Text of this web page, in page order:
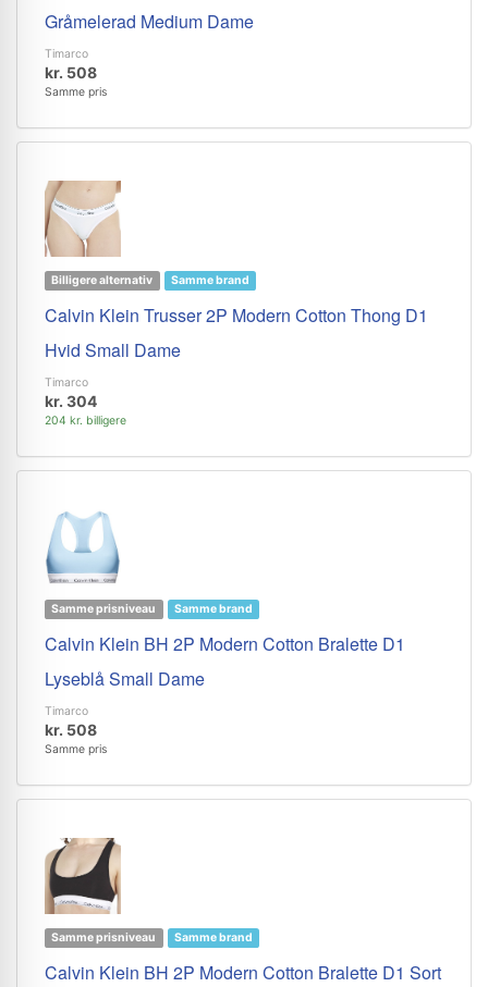
Gråmelerad Medium Dame
Timarco
kr. 508
Samme pris
Billigere alternativ Samme brand
Calvin Klein Trusser 2P Modern Cotton Thong D1
Hvid Small Dame
Timarco
kr. 304
204 kr. billigere
Samme prisniveau Samme brand
Calvin Klein BH 2P Modern Cotton Bralette D1
Lyseblå Small Dame
Timarco
kr. 508
Samme pris
Samme prisniveau Samme brand
Calvin Klein BH 2P Modern Cotton Bralette D1 Sort